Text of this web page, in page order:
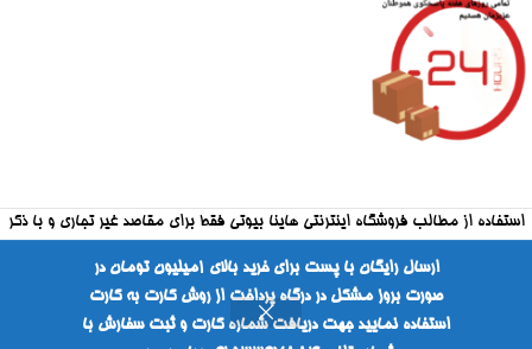
ارسال رایگان با پست برای خرید بالای ۱میلیون تومان در
صورت بروز مشکل در درگاه پرداخت از روش کارت به کارت
استفاده نمایید جهت دریافت شماره کارت و ثبت سفارش با
استفاده از مطالب فروشگاه اینترنتی هاینا بیوتی فقط برای مقاصد غیر تجاری و با ذکر
طراحی شده توسط شرکت فراکارانت